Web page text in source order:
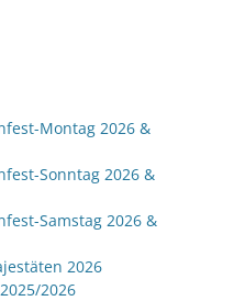
Montag 2026 &
Sonntag 2026 &
Samstag 2026 &
2026
2026